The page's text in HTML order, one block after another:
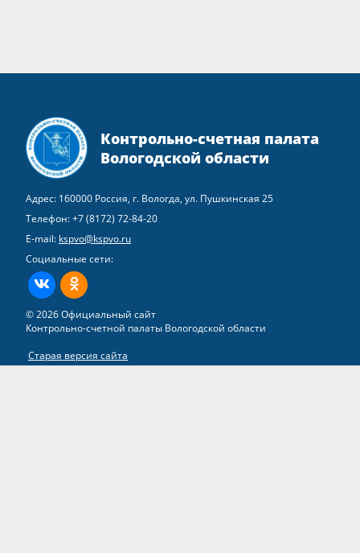
Контрольно-счетная палата
Вологодской области
Адрес: 160000 Россия, г. Вологда, ул. Пушкинская 25
Телефон:+7 (8172) 72-84-20
E-mail: kspvo@kspvo.ru
Социальные сети:
ВКонтактеОдноклассники
© 2026 Официальный сайт
Контрольно-счетной палаты Вологодской области
Старая версия сайта